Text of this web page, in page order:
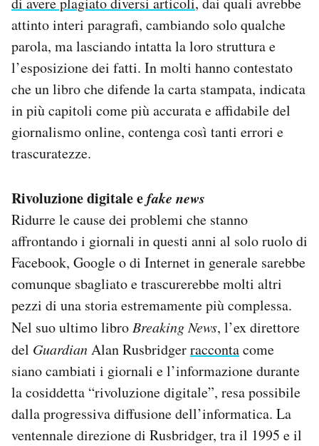
attinto interi paragrafi, cambiando solo qualche
parola, ma lasciando intatta la loro struttura e
l’esposizione dei fatti. In molti hanno contestato
che un libro che difende la carta stampata, indicata
in più capitoli come più accurata e affidabile del
giornalismo online, contenga così tanti errori e
trascuratezze.
Rivoluzione digitale efake news
Ridurre le cause dei problemi che stanno
affrontando i giornali in questi anni al solo ruolo di
Facebook, Google o di Internet in generale sarebbe
comunque sbagliato e trascurerebbe molti altri
pezzi di una storia estremamente più complessa.
Nel suo ultimo libroBreaking News, l’ex direttore
del GuardianAlan Rusbridgerraccontacome
siano cambiati i giornali e l’informazione durante
la cosiddetta “rivoluzione digitale”, resa possibile
dalla progressiva diffusione dell’informatica. La
ventennale direzione di Rusbridger, tra il 1995 e il